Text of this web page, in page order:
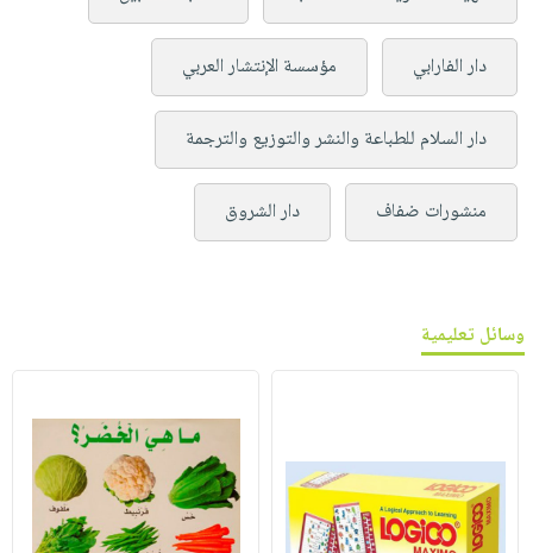
دار الفارابي مؤسسة الإنتشار العربي
دار السلام للطباعة والنشر والتوزيع والترجمة
منشورات ضفاف دار الشروق
وسائل تعليمية